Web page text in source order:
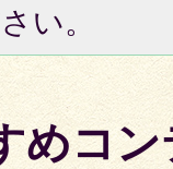
い。
めコ